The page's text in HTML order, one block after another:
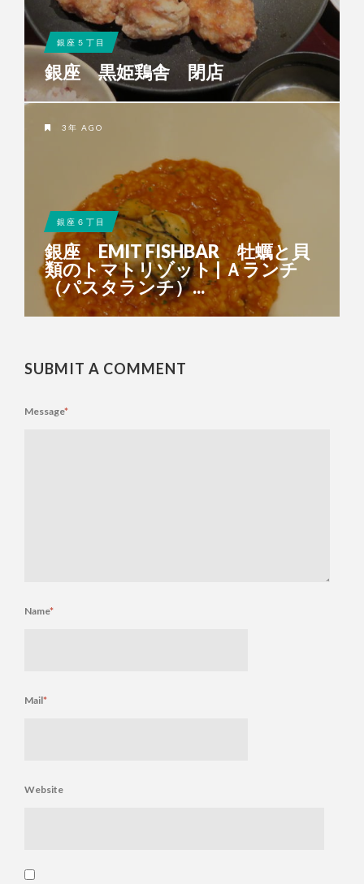
銀座５丁目
銀座 黒姫鶏舎 閉店
3年 AGO
銀座６丁目
銀座 EMIT FISHBAR 牡蠣と貝
類のトマトリゾット | Ａランチ
（パスタランチ）...
SUBMIT A COMMENT
Message*
Name*
Mail*
Website